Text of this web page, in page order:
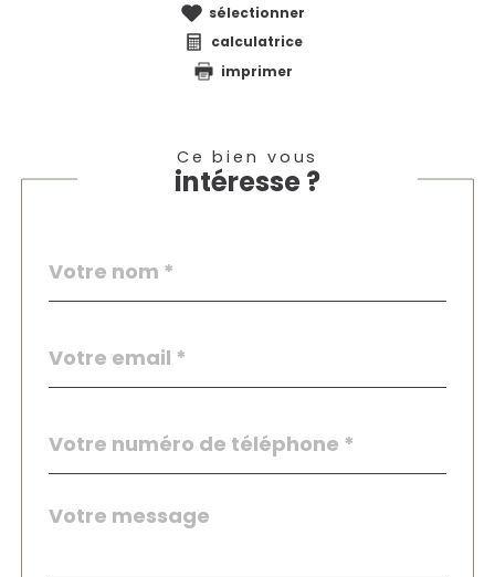
sélectionner
calculatrice
imprimer
Ce bien vous
intéresse ?
par
*
*
*
Fieldset
par
Message
*